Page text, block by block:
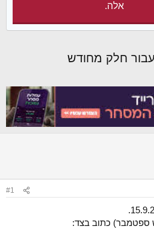
אלה.
חלק מחודש
#1
ספטמבר) כתוב בצד: